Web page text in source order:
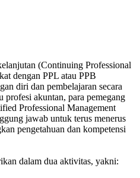
(Continuing Professional
dengan PPL atau PPB
diri dan pembelajaran secara
profesi akuntan, para pemegang
Professional Management
jawab untuk terus menerus
pengetahuan dan kompetensi
dalam dua aktivitas, yakni: